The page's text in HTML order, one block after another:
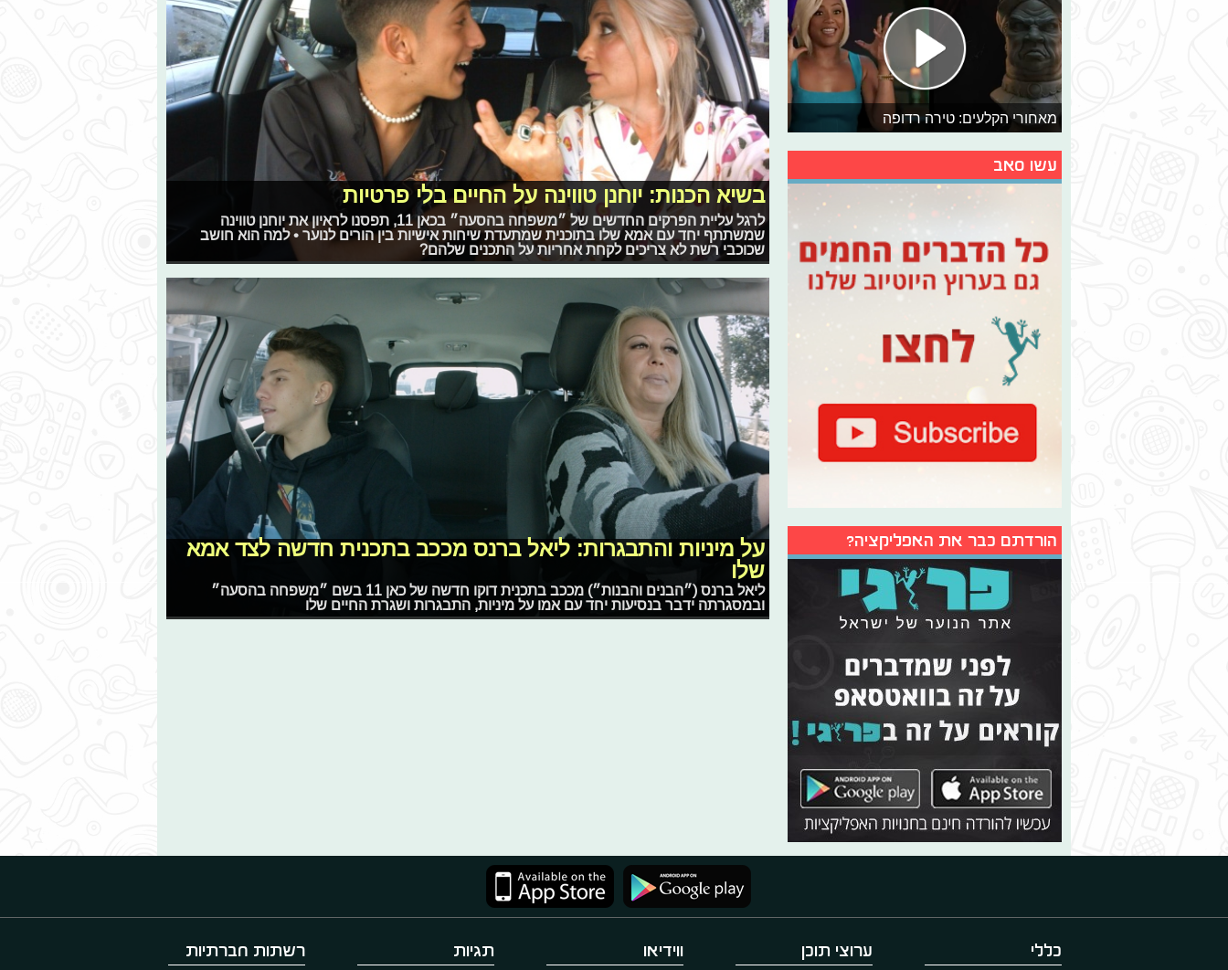
בשיא הכנות: יוחנן טווינה על החיים בלי פרטיות
לרגל עליית הפרקים החדשים של ״משפחה בהסעה״ בכאן 11, תפסנו לראיון את יוחנן טווינה
שמשתתף יחד עם אמא שלו בתוכנית שמתעדת שיחות אישיות בין הורים לנוער • למה הוא חושב
שכוכבי רשת לא צריכים לקחת אחריות על התכנים שלהם?
על מיניות והתבגרות: ליאל ברנס מככב בתכנית חדשה לצד אמא
שלו
ליאל ברנס (״הבנים והבנות״) מככב בתכנית דוקו חדשה של כאן 11 בשם ״משפחה בהסעה״
ובמסגרתה ידבר בנסיעות יחד עם אמו על מיניות, התבגרות ושגרת החיים שלו
מאחורי הקלעים: טירה רדופה
עשו סאב
הורדתם כבר את האפליקציה?
כללי ערוצי תוכן ווידיאו תגיות רשתות חברתיות